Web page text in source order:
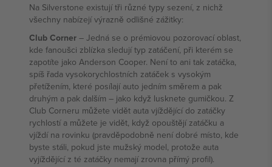
Na Silverstone existují tři různé typy sezení, z nichž
všechny nabízejí výrazně odlišné zážitky:
Club Corner – Jedná se o prémiovou pozorovací oblast,
kde fanoušci zblízka sledují typ zatáčení, při kterém se
zapotíte jako Anderson Cooper. Není to ani tak zatáčka,
spíš řada vysokorychlostních zatáček s vysokým
přetížením, které posílají auto jedním směrem a pak
druhým a pak dalším – jako když lusknete gumičkou. Z
Club Corneru můžete vidět auta vjíždějící do zatáčky
rychlostí a můžete je vidět, když opouštějí zatáčku a
vjíždí na rovinku (pravděpodobně není dobré místo, kde
byste stáli, pokud jste mužský model, protože auta
vyjíždějící z té zatáčky nemají zrovna přímý profil).